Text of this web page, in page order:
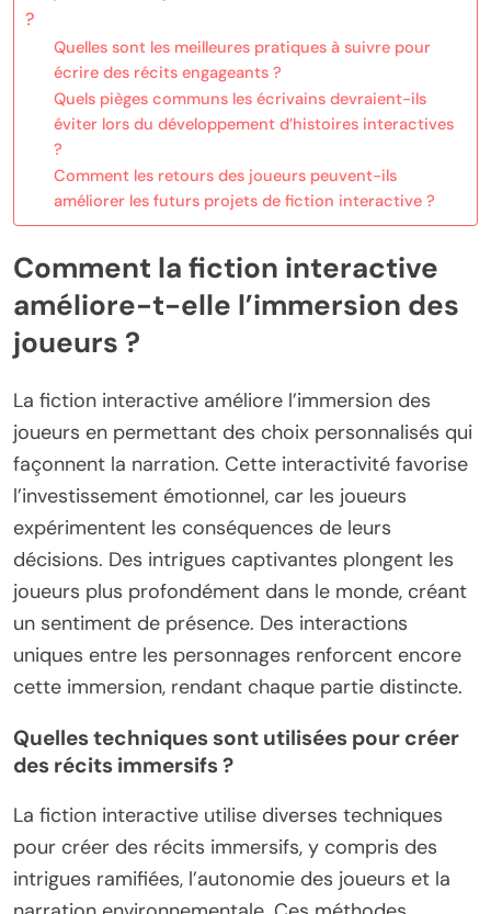
?
Quelles sont les meilleures pratiques à suivre pour
écrire des récits engageants ?
Quels pièges communs les écrivains devraient-ils
éviter lors du développement d’histoires interactives
?
Comment les retours des joueurs peuvent-ils
améliorer les futurs projets de fiction interactive ?
Comment la fiction interactive
améliore-t-elle l’immersion des
joueurs ?
La fiction interactive améliore l’immersion des
joueurs en permettant des choix personnalisés qui
façonnent la narration. Cette interactivité favorise
l’investissement émotionnel, car les joueurs
expérimentent les conséquences de leurs
décisions. Des intrigues captivantes plongent les
joueurs plus profondément dans le monde, créant
un sentiment de présence. Des interactions
uniques entre les personnages renforcent encore
cette immersion, rendant chaque partie distincte.
Quelles techniques sont utilisées pour créer
des récits immersifs ?
La fiction interactive utilise diverses techniques
pour créer des récits immersifs, y compris des
intrigues ramifiées, l’autonomie des joueurs et la